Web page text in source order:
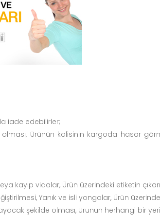
iade edebilirler;
olması, Ürünün kolisinin kargoda hasar
vidalar, Ürün üzerindeki etiketin
Yanık ve isli yongalar, Ürün
şekilde olması, Ürünün herhangi bir